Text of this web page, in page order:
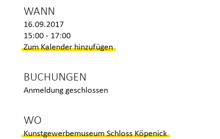
Keren
Kayemeth
LeIsrael
e.V
(VERSCHOBEN)
und
Betriebe
WANN
16.09.2017
15:00 - 17:00
Zum Kalender hinzufügen
BUCHUNGEN
Anmeldung geschlossen
WO
Kunstgewerbemuseum Schloss Köpenick